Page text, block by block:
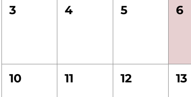
3 4 5 6
10 11 12 13